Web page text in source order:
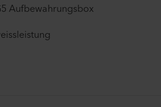
Aufbewahrungsbox